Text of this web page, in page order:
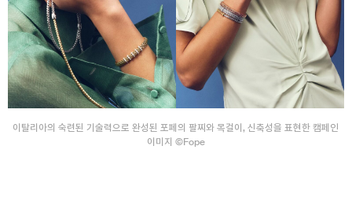
이탈리아의 숙련된 기술력으로 완성된 포페의 팔찌와 목걸이, 신축성을 표현한 캠페인
이미지 ©Fope